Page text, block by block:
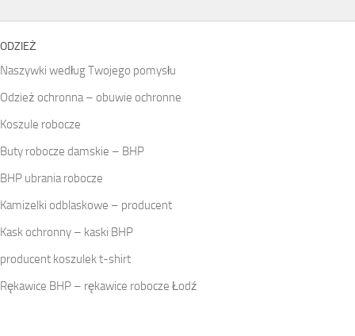
ODZIEŻ
Naszywki według Twojego pomysłu
Odzież ochronna – obuwie ochronne
Koszule robocze
Buty robocze damskie – BHP
BHP ubrania robocze
Kamizelki odblaskowe – producent
Kask ochronny – kaski BHP
producent koszulek t-shirt
Rękawice BHP – rękawice robocze Łodź